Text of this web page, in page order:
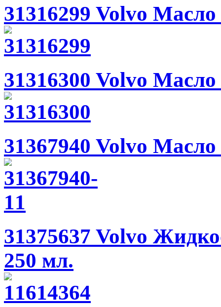
31316299 Volvo
31316300 Volvo
31367940 Volvo
31375637 Volvo
250 мл.